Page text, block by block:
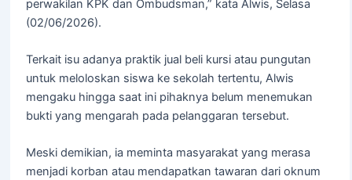
perwakilan KPK dan Ombudsman,” kata Alwis, Selasa
(02/06/2026).
Terkait isu adanya praktik jual beli kursi atau pungutan
untuk meloloskan siswa ke sekolah tertentu, Alwis
mengaku hingga saat ini pihaknya belum menemukan
bukti yang mengarah pada pelanggaran tersebut.
Meski demikian, ia meminta masyarakat yang merasa
menjadi korban atau mendapatkan tawaran dari oknum